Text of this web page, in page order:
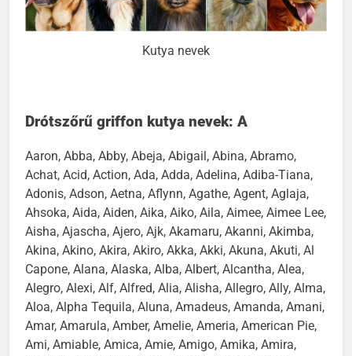
Kutya nevek
Drótszőrű griffon kutya nevek: A
Aaron, Abba, Abby, Abeja, Abigail, Abina, Abramo,
Achat, Acid, Action, Ada, Adda, Adelina, Adiba-Tiana,
Adonis, Adson, Aetna, Aflynn, Agathe, Agent, Aglaja,
Ahsoka, Aida, Aiden, Aika, Aiko, Aila, Aimee, Aimee Lee,
Aisha, Ajascha, Ajero, Ajk, Akamaru, Akanni, Akimba,
Akina, Akino, Akira, Akiro, Akka, Akki, Akuna, Akuti, Al
Capone, Alana, Alaska, Alba, Albert, Alcantha, Alea,
Alegro, Alexi, Alf, Alfred, Alia, Alisha, Allegro, Ally, Alma,
Aloa, Alpha Tequila, Aluna, Amadeus, Amanda, Amani,
Amar, Amarula, Amber, Amelie, Ameria, American Pie,
Ami, Amiable, Amica, Amie, Amigo, Amika, Amira,